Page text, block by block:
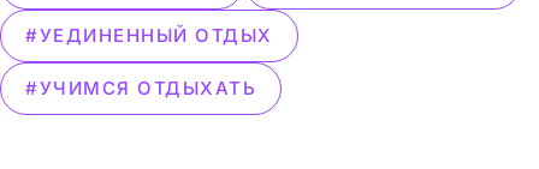
#УЕДИНЕННЫЙ ОТДЫХ
#УЧИМСЯ ОТДЫХАТЬ